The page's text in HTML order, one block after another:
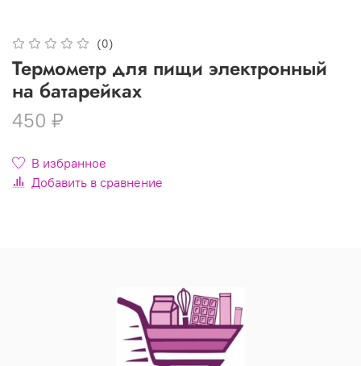
(0)
Термометр для пищи электронный
на батарейках
450 ₽
В избранное
Добавить в сравнение